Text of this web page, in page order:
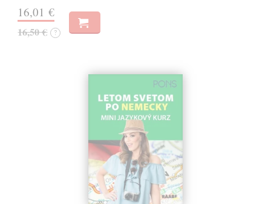
16,01 €
16,50 € ?